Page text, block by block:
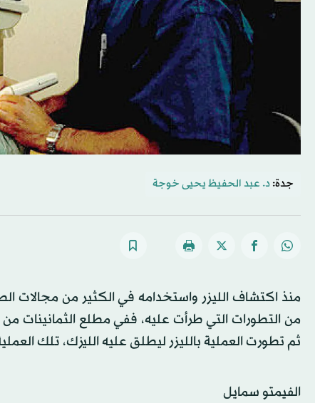
جدة: د. عبد الحفيظ يحيى خوجة
منذ اكتشاف الليزر واستخدامه في الكثير من مجالات
من التطورات التي طرأت عليه، ففي مطلع الثمانينات
ثم تطورت العملية بالليزر ليطلق عليه الليزك، تلك
الفيمتو سمايل